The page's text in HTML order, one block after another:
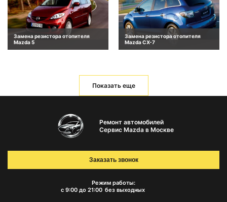
Замена резистора отопителя
Mazda 5
Замена резистора отопителя
Mazda CX-7
Показать еще
Ремонт автомобилей
Сервис Mazda в Москве
Режим работы:
с 9:00 до 21:00 без выходных
Заказать звонок